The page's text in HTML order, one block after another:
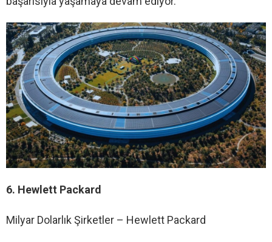
6. Hewlett Packard
Milyar Dolarlık Şirketler – Hewlett Packard